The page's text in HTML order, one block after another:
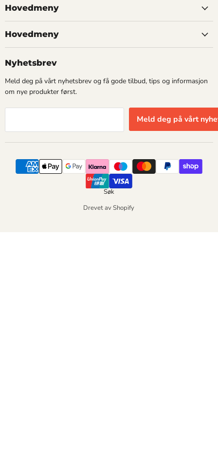
Hovedmeny
Hovedmeny
Nyhetsbrev
Meld deg på vårt nyhetsbrev og få gode tilbud, tips og informasjon
om nye produkter først.
Meld deg på vårt
Søk
Drevet av Shopify